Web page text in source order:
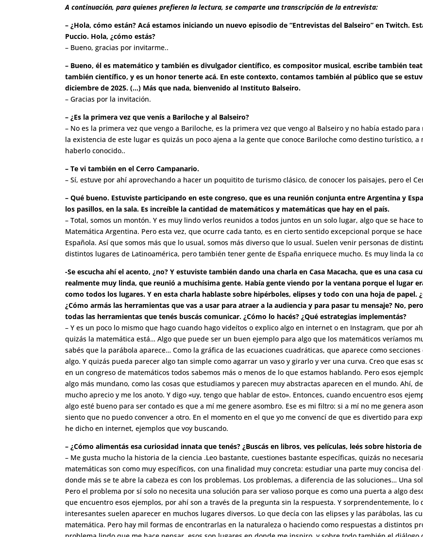
A continuación, para quienes prefieren la lectura, se comparte una transcripción de la entrevista:
– ¿Hola, cómo están? Acá estamos iniciando un nuevo episodio de “Entrevistas del Balseiro” en Twitch.
Puccio. Hola, ¿cómo estás?
– Bueno, gracias por invitarme..
– Bueno, él es matemático y también es divulgador científico, es compositor musical, escribe también
también científico, y es un honor tenerte acá. En este contexto, contamos también al público que se
diciembre de 2025. (…) Más que nada, bienvenido al Instituto Balseiro.
– Gracias por la invitación.
– ¿Es la primera vez que venís a Bariloche y al Balseiro?
– No es la primera vez que vengo a Bariloche, es la primera vez que vengo al Balseiro y no había estado
la existencia de este lugar es quizás un poco ajena a la gente que conoce Bariloche como destino turístico,
haberlo conocido..
– Te vi también en el Cerro Campanario.
– Sí, estuve por ahí aprovechando a hacer un poquitito de turismo clásico, de conocer los paisajes, pero el
– Qué bueno. Estuviste participando en este congreso, que es una reunión conjunta entre Argentina y
los pasillos, en la sala. Es increíble la cantidad de matemáticos y matemáticas que hay en el país.
– Total, somos un montón. Y es muy lindo verlos reunidos a todos juntos en un solo lugar, algo que se hace
Matemática Argentina. Pero esta vez, que ocurre cada tanto, es en cierto sentido excepcional porque se
Española. Así que somos más que lo usual, somos más diverso que lo usual. Suelen venir personas de
distintos lugares de Latinoamérica, pero también tener gente de España enriquece mucho. Es muy linda la
-Se escucha ahí el acento, ¿no? Y estuviste también dando una charla en Casa Macacha, que es una casa
realmente muy linda, que reunió a muchísima gente. Había gente viendo por la ventana porque el lugar
como todos los lugares. Y en esta charla hablaste sobre hipérboles, elipses y todo con una hoja de papel.
¿Cómo armás las herramientas que vas a usar para atraer a la audiencia y para pasar tu mensaje? No,
todas las herramientas que tenés buscás comunicar. ¿Cómo lo hacés? ¿Qué estrategias implementás?
– Y es un poco lo mismo que hago cuando hago videítos o explico algo en internet o en Instagram, que por
quizás la matemática está… Algo que puede ser un buen ejemplo para algo que los matemáticos veríamos
sabés que la parábola aparece… Como la gráfica de las ecuaciones cuadráticas, que aparece como
algo. Y quizás pueda parecer algo tan simple como agarrar un vaso y girarlo y ver una curva. Creo que esas
en un congreso de matemáticos todos sabemos más o menos de lo que estamos hablando. Pero esos
algo más mundano, como las cosas que estudiamos y parecen muy abstractas aparecen en el mundo. Ahí,
mucho aprecio y me los anoto. Y digo «uy, tengo que hablar de esto». Entonces, cuando encuentro esos
algo esté bueno para ser contado es que a mí me genere asombro. Ese es mi filtro: si a mí no me genera
siento que no puedo convencer a otro. En el momento en el que yo me convencí de que es divertido para
he dicho en internet, ejemplos que voy buscando.
– ¿Cómo alimentás esa curiosidad innata que tenés? ¿Buscás en libros, ves películas, leés sobre historia de
– Me gusta mucho la historia de la ciencia .Leo bastante, cuestiones bastante específicas, quizás no
matemáticas son como muy específicos, con una finalidad muy concreta: estudiar una parte muy concisa
donde más se te abre la cabeza es con los problemas. Los problemas, a diferencia de las soluciones… Una
Pero el problema por sí solo no necesita una solución para ser valioso porque es como una puerta a algo
que encuentro esos ejemplos, por ahí son a través de la pregunta sin la respuesta. Y sorprendentemente, lo
interesantes suelen aparecer en muchos lugares diversos. Lo que decía con las elipses y las parábolas, las
matemática. Pero hay mil formas de encontrarlas en la naturaleza o haciendo como respuestas a distintos